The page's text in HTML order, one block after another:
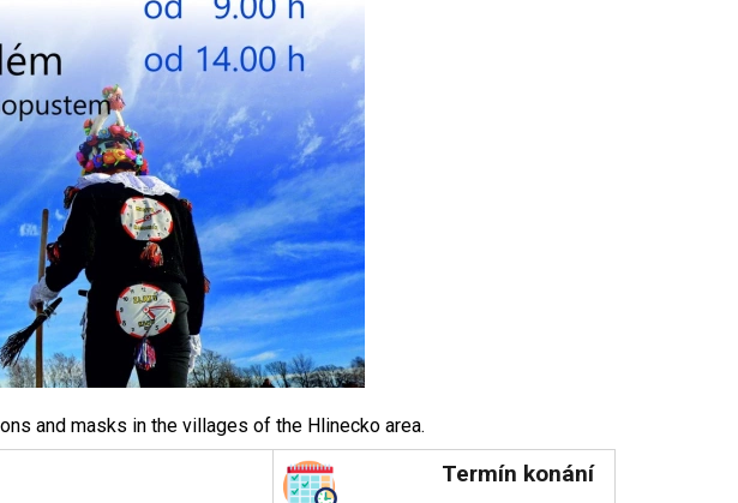
and masks in the villages of the Hlinecko area.
Termín konání